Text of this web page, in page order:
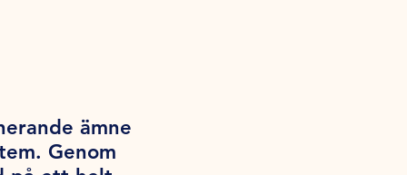
ämne
Genom